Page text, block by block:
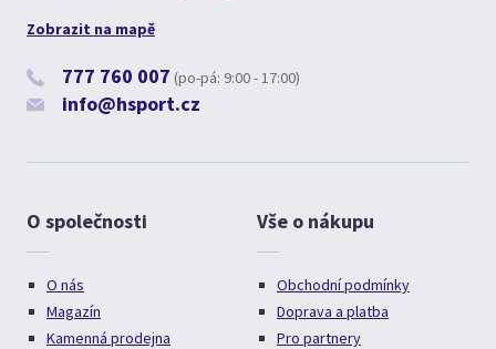
Zobrazit na mapě
777 760 007 (po-pá: 9:00 - 17:00)
info@hsport.cz
O společnosti
O nás
Magazín
Kamenná prodejna
Vše o nákupu
Obchodní podmínky
Doprava a platba
Pro partnery